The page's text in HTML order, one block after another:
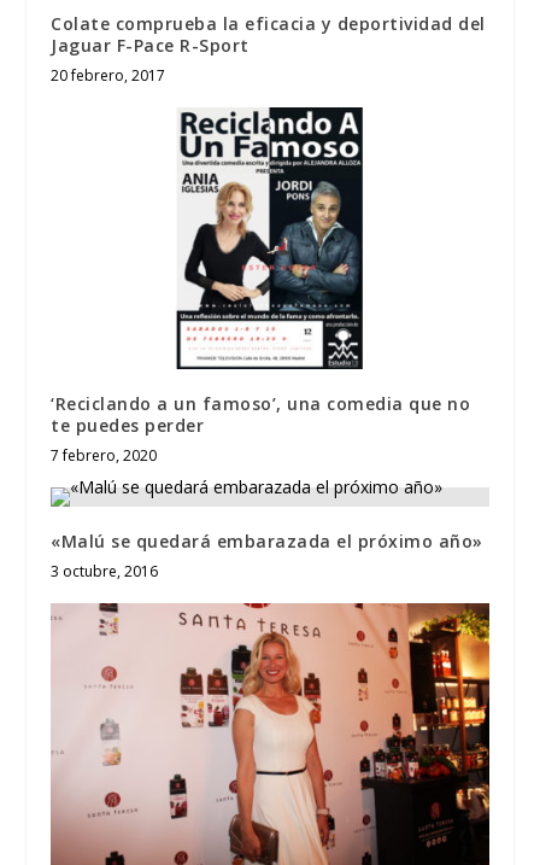
Colate comprueba la eficacia y deportividad del
Jaguar F-Pace R-Sport
20 febrero, 2017
‘Reciclando a un famoso’, una comedia que no
te puedes perder
7 febrero, 2020
«Malú se quedará embarazada el próximo año»
3 octubre, 2016